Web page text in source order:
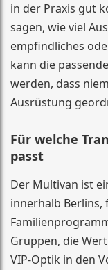
in der Praxis gut
sagen, wie viel
empfindliches
kann die
werden, dass
Ausrüstung
Für welche
passt
Der Multivan ist
innerhalb
Gruppen, die
VIP-Optik in den